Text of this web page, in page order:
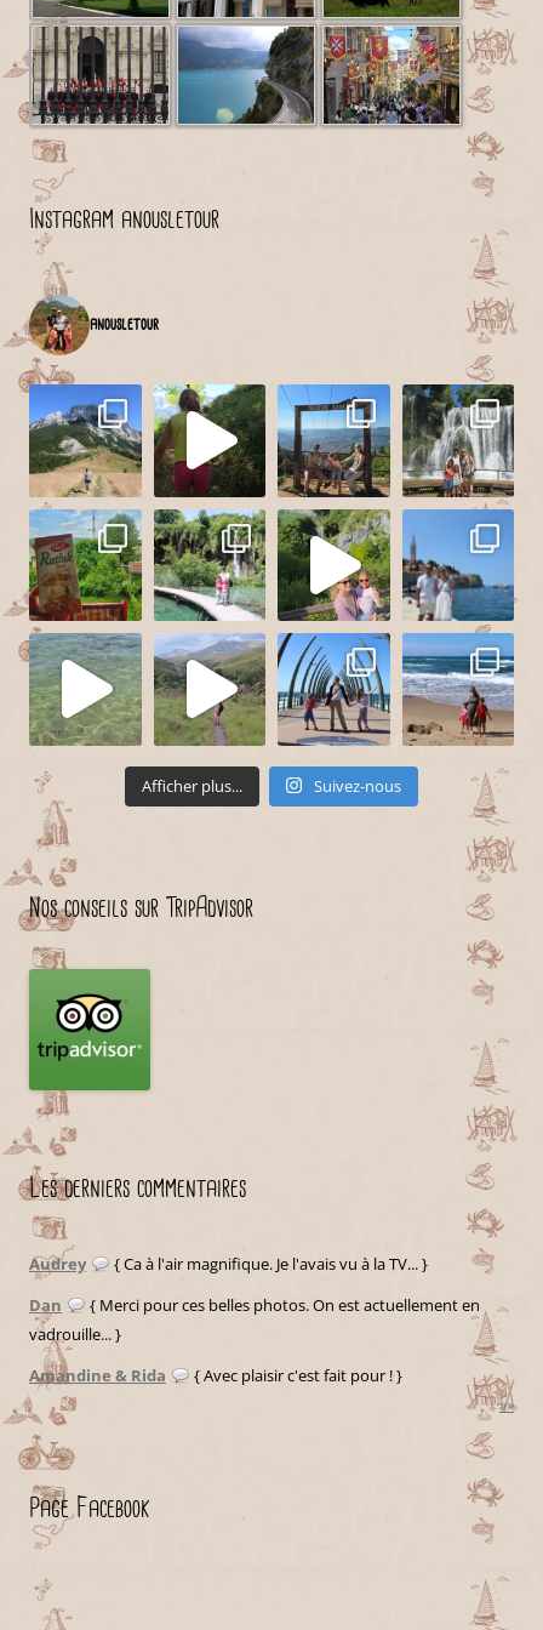
Instagram anousletour
anousletour
Afficher plus... Suivez-nous
Nos conseils sur TripAdvisor
Les derniers commentaires
Audrey
{ Ca à l'air magnifique. Je l'avais vu à la TV... }
Dan
{ Merci pour ces belles photos. On est actuellement en
vadrouille... }
Amandine & Rida
{ Avec plaisir c'est fait pour ! }
»»
Page Facebook